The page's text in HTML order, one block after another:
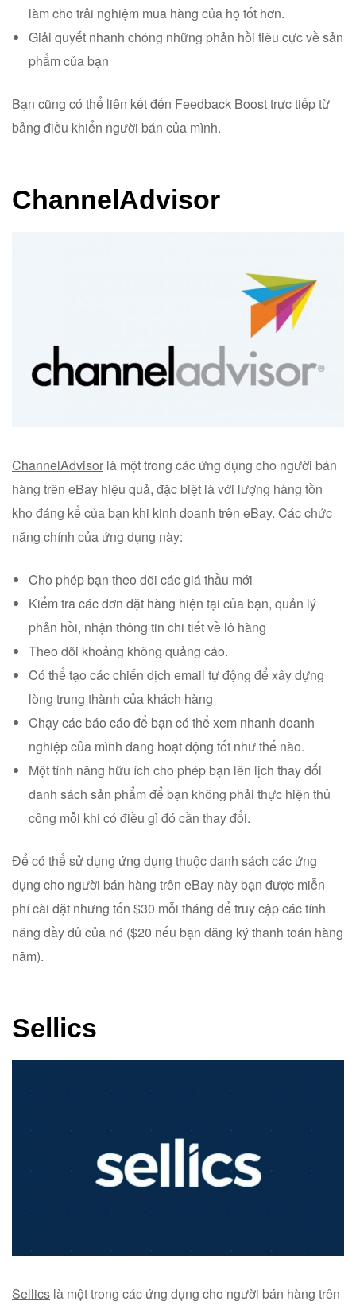
làm cho trải nghiệm mua hàng của họ tốt hơn.
Giải quyết nhanh chóng những phản hồi tiêu cực về sản
phẩm của bạn
Bạn cũng có thể liên kết đến Feedback Boost trực tiếp từ
bảng điều khiển người bán của mình.
ChannelAdvisor
ChannelAdvisor là một trong các ứng dụng cho người bán
hàng trên eBay hiệu quả, đặc biệt là với lượng hàng tồn
kho đáng kể của bạn khi kinh doanh trên eBay. Các chức
năng chính của ứng dụng này:
Cho phép bạn theo dõi các giá thầu mới
Kiểm tra các đơn đặt hàng hiện tại của bạn, quản lý
phản hồi, nhận thông tin chi tiết về lô hàng
Theo dõi khoảng không quảng cáo.
Có thể tạo các chiến dịch email tự động để xây dựng
lòng trung thành của khách hàng
Chạy các báo cáo để bạn có thể xem nhanh doanh
nghiệp của mình đang hoạt động tốt như thế nào.
Một tính năng hữu ích cho phép bạn lên lịch thay đổi
danh sách sản phẩm để bạn không phải thực hiện thủ
công mỗi khi có điều gì đó cần thay đổi.
Để có thể sử dụng ứng dụng thuộc danh sách các ứng
dụng cho người bán hàng trên eBay này bạn được miễn
phí cài đặt nhưng tốn $30 mỗi tháng để truy cập các tính
năng đầy đủ của nó ($20 nếu bạn đăng ký thanh toán hàng
năm).
Sellics
Sellics là một trong các ứng dụng cho người bán hàng trên